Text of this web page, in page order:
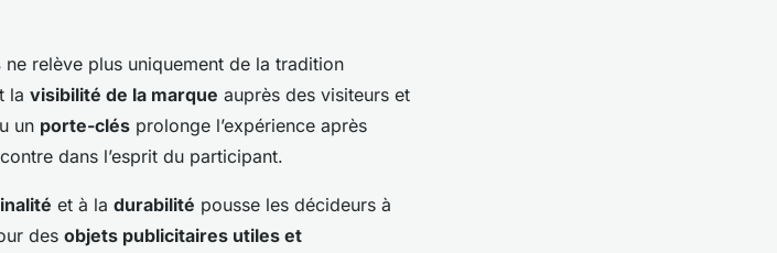
ne relève plus uniquement de la tradition
la visibilité de la marque auprès des visiteurs et
un porte-clés prolonge l’expérience après
dans l’esprit du participant.
et à la durabilité pousse les décideurs à
des objets publicitaires utiles et